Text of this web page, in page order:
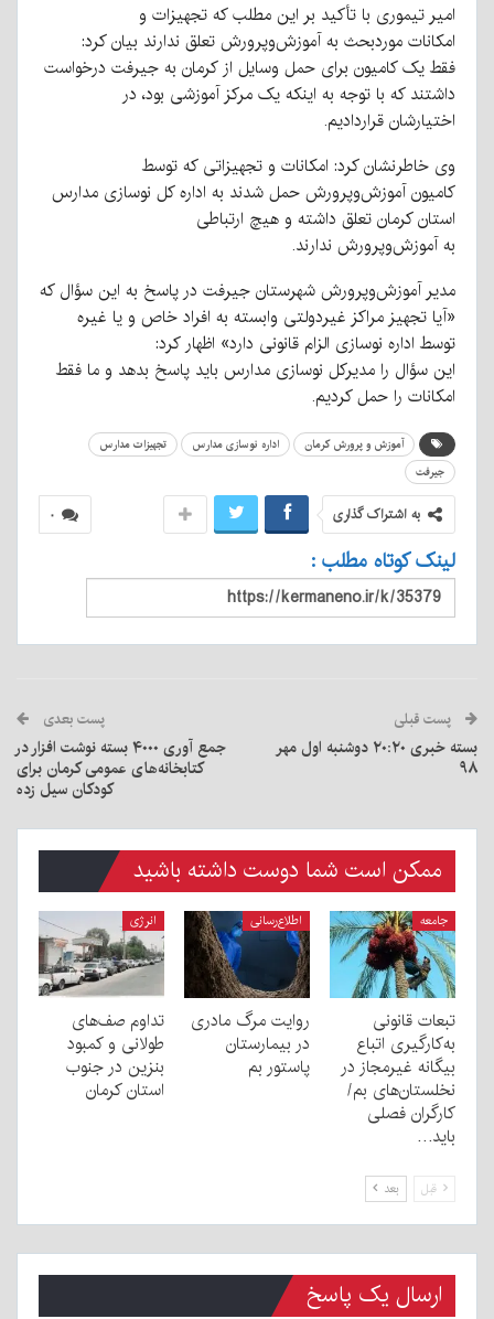
امیر تیموری با تأکید بر این مطلب که تجهیزات و
امکانات موردبحث به آموزش‌وپرورش تعلق ندارند بیان کرد:
فقط یک کامیون برای حمل وسایل از کرمان به جیرفت درخواست
داشتند که با توجه به اینکه یک مرکز آموزشی بود، در
اختیارشان قراردادیم.
وی خاطرنشان کرد: امکانات و تجهیزاتی که توسط
کامیون آموزش‌وپرورش حمل شدند به اداره کل نوسازی مدارس
استان کرمان تعلق داشته و هیچ ارتباطی
به آموزش‌وپرورش ندارند.
مدیر آموزش‌وپرورش شهرستان جیرفت در پاسخ به این سؤال که
«آیا تجهیز مراکز غیردولتی وابسته به افراد خاص و یا غیره
توسط اداره نوسازی الزام قانونی دارد» اظهار کرد:
این سؤال را مدیرکل نوسازی مدارس باید پاسخ بدهد و ما فقط
امکانات را حمل کردیم.
آموزش و پرورش کرمان اداره نوسازی مدارس
تجهیزات مدارس
جیرفت
۰ به اشتراک گذاری
لینک کوتاه مطلب :
پست قبلی
بسته خبری ۲۰:۲۰ دوشنبه اول مهر
۹۸
پست بعدی
جمع آوری ۴۰۰۰ بسته نوشت افزار در
کتابخانه‌های عمومی کرمان برای
کودکان سیل زده
ممکن است شما دوست داشته باشید
جامعه
تبعات قانونی
به‌کارگیری اتباع
بیگانه غیرمجاز در
نخلستان‌های بم/
کارگران فصلی
باید…
اطلاع‌رسانی
روایت مرگ مادری
در بیمارستان
پاستور بم
انرژی
تداوم صف‌های
طولانی و کمبود
بنزین در جنوب
استان کرمان
قبل بعد
ارسال یک پاسخ